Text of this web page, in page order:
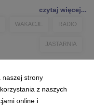
czytaj więcej...
WAKACJE RADIO
JASTARNIA
naszej strony
z naszych
online i